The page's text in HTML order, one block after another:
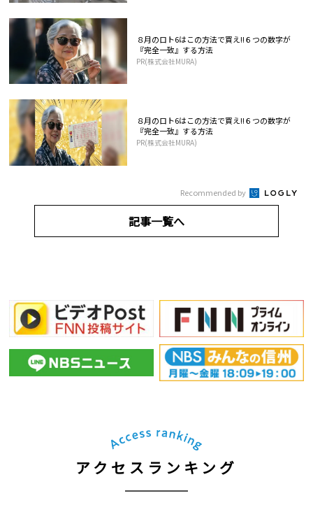
８月のロト6はこの方法で買え!!６つの数字が
『完全一致』する方法
PR(株式会社MURA)
８月のロト6はこの方法で買え!!６つの数字が
『完全一致』する方法
PR(株式会社MURA)
Recommended by
記事一覧へ
アクセスランキング